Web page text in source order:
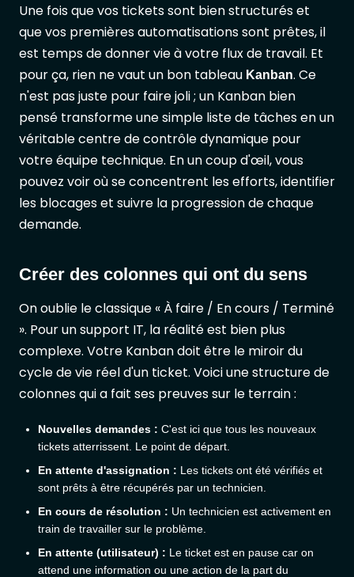
Une fois que vos tickets sont bien structurés et
que vos premières automatisations sont prêtes, il
est temps de donner vie à votre flux de travail. Et
pour ça, rien ne vaut un bon tableau Kanban. Ce
n'est pas juste pour faire joli ; un Kanban bien
pensé transforme une simple liste de tâches en un
véritable centre de contrôle dynamique pour
votre équipe technique. En un coup d'œil, vous
pouvez voir où se concentrent les efforts, identifier
les blocages et suivre la progression de chaque
demande.
Créer des colonnes qui ont du sens
On oublie le classique « À faire / En cours / Terminé
». Pour un support IT, la réalité est bien plus
complexe. Votre Kanban doit être le miroir du
cycle de vie réel d'un ticket. Voici une structure de
colonnes qui a fait ses preuves sur le terrain :
Nouvelles demandes : C'est ici que tous les nouveaux
tickets atterrissent. Le point de départ.
En attente d'assignation : Les tickets ont été vérifiés et
sont prêts à être récupérés par un technicien.
En cours de résolution : Un technicien est activement en
train de travailler sur le problème.
En attente (utilisateur) : Le ticket est en pause car on
attend une information ou une action de la part du